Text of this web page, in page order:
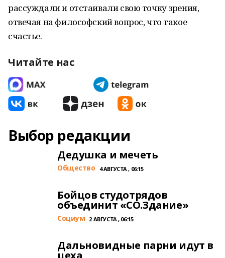
рассуждали и отстаивали свою точку зрения,
отвечая на философский вопрос, что такое
счастье.
Читайте нас
Выбор редакции
Дедушка и мечеть
Общество 4 АВГУСТА , 06:15
Бойцов студотрядов
объединит «СО.Здание»
Cоциум 2 АВГУСТА , 06:15
Дальновидные парни идут в
цеха